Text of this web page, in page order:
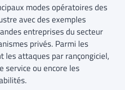
modes opératoires des
avec des exemples
entreprises du secteur
privés. Parmi les
les attaques par rançongiciel,
service ou encore les